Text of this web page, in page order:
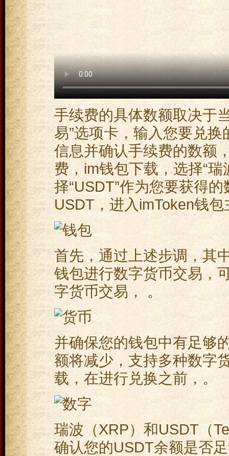
手续费的具体数额取决于
易”选项卡，输入您要兑
信息并确认手续费的数额
费，im钱包下载，选择“
择“USDT”作为您要获得
USDT，进入imToken钱包
首先，通过上述步调，其
钱包进行数字货币交易，
字货币交易， 。
并确保您的钱包中有足够
额将减少，支持多种数字
载，在进行兑换之前，。
瑞波（XRP）和USDT（
确认您的USDT余额是否